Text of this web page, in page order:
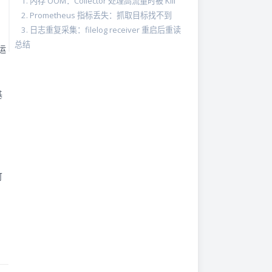
2. Prometheus 指标丢失：抓取目标找不到
3. 日志重复采集：filelog receiver 重启后重读
总结